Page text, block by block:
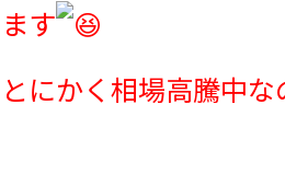
ます
とにかく相場高騰中